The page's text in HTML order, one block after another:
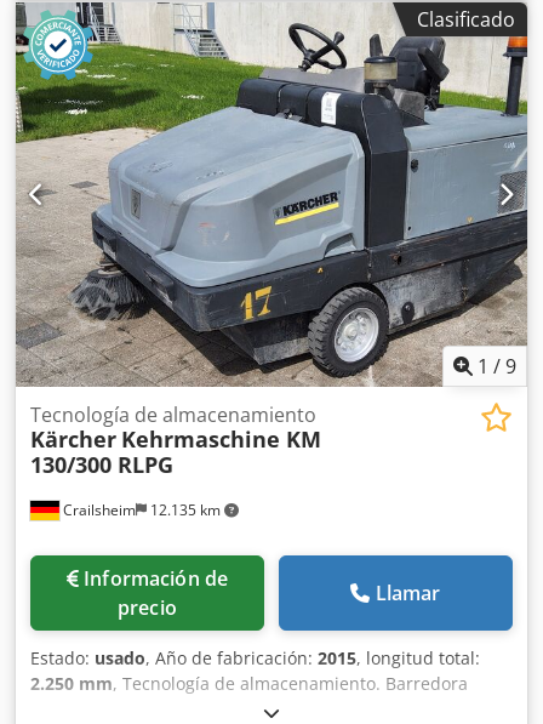
rápido: Sí Ancho de trabajo: 1300 mm Diámetro del cepillo:
450 mm Accionamiento: hidráulico Con cepillo lateral
Ángulo de giro máximo: 26° (izquierda y derecha) Peso: 133
kg Dimensiones: 1400 × 1200 × 750 mm Djdpfx
Amezrwxljbokr Equipado con suspensión oscilante y un
sistema de acoplamiento rápido. Apto para el montaje en
un triángulo de enganche, un elevador delantero de la
categoría I/II o acoplamientos rápidos especiales para
cortacéspedes frontales. Estado: sin usar
Clasificado
1 /9
Crailsheim 12.135 km
Tecnología de almacenamiento
Kärcher Kehrmaschine KM
130/300 RLPG
Información de
precio
Llamar
Estado: usado, Año de fabricación: 2015, longitud total:
2.250 mm, Tecnología de almacenamiento. Barredora
Kärcher KM 130/300 RLPG. Dkedpfxozcztvo Ambjr